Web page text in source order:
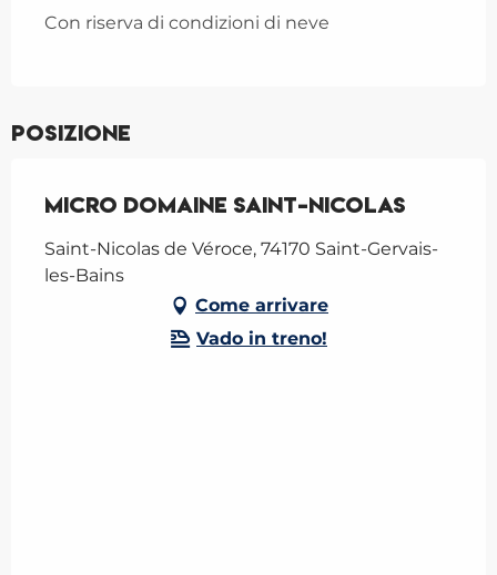
Con riserva di condizioni di neve
Posizione
Micro domaine Saint-Nicolas
Saint-Nicolas de Véroce, 74170 Saint-Gervais-
les-Bains
Come arrivare
Vado in treno!